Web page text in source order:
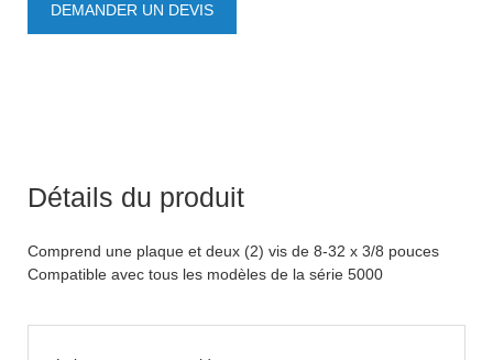
DEMANDER UN DEVIS
Détails du produit
Comprend une plaque et deux (2) vis de 8-32 x 3/8 pouces
Compatible avec tous les modèles de la série 5000